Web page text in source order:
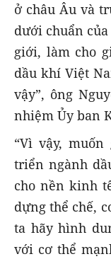
ở châu Âu và
dưới chuẩn
giới, làm cho
dầu khí Việt
vậy”, ông
nhiệm Ủy ban
“Vì vậy,
triển ngành
cho nền kinh
dựng thể chế,
ta hãy hình
với cơ thể